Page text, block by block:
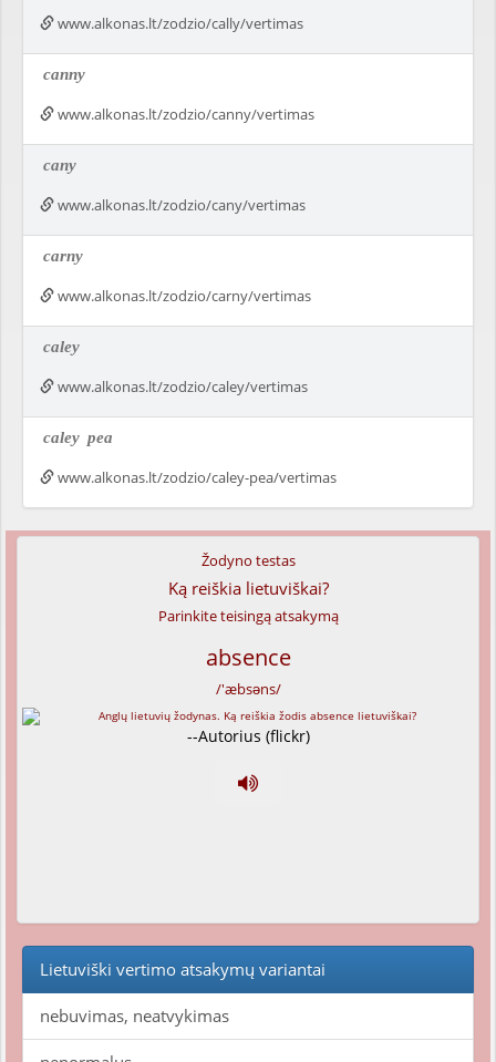
www.alkonas.lt/zodzio/cally/vertimas
canny
www.alkonas.lt/zodzio/canny/vertimas
cany
www.alkonas.lt/zodzio/cany/vertimas
carny
www.alkonas.lt/zodzio/carny/vertimas
caley
www.alkonas.lt/zodzio/caley/vertimas
caley pea
www.alkonas.lt/zodzio/caley-pea/vertimas
Žodyno testas
Ką reiškia lietuviškai?
Parinkite teisingą atsakymą
absence
/'æbsəns/
--Autorius (flickr)
Lietuviški vertimo atsakymų variantai
nebuvimas, neatvykimas